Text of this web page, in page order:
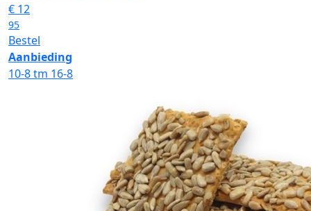
€ 12
95
Bestel
Aanbieding
10-8 tm 16-8